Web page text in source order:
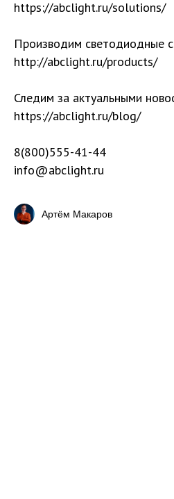
https://abclight.ru/solutions/
Производим светодиодные
http://abclight.ru/products/
Следим за актуальными
https://abclight.ru/blog/
8(800)555-41-44
info@abclight.ru
Артём Макаров